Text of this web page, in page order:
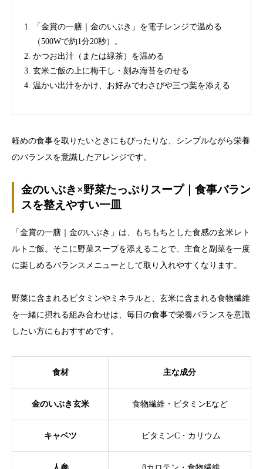
「金賞の一膳｜金のいぶき」を電子レンジで温める
（500Wで約1分20秒）。
かつお出汁（または緑茶）を温める
玄米ご飯の上に梅干し・刻み海苔をのせる
温かい出汁をかけ、お好みでわさびや三つ葉を添える
軽めの食事を取りたいときにもぴったりな、シンプルながら栄養
のバランスを意識したアレンジです。
金のいぶき×野菜たっぷりスープ｜食事バラン
スを整えやすい一皿
「金賞の一膳｜金のいぶき」は、もちもちとした食感の玄米レト
ルトご飯。そこに野菜スープを添えることで、主食と副菜を一度
に楽しめるバランスメニューとして取り入れやすくなります。
野菜に含まれるビタミンやミネラルと、玄米に含まれる食物繊維
を一緒に摂れる組み合わせは、毎日の食事で栄養バランスを意識
したい方にもおすすめです。
食材 主な成分
金のいぶき玄米 食物繊維・ビタミンEなど
キャベツ ビタミンC・カリウム